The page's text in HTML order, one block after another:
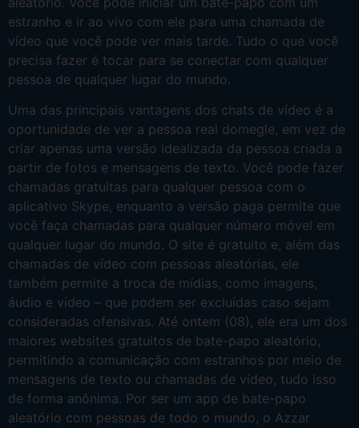
estranho e ir ao vivo com ele para uma chamada de
vídeo que você pode ver mais tarde. Tudo o que você
precisa fazer é tocar para se conectar com qualquer
pessoa de qualquer lugar do mundo.
Uma das principais vantagens dos chats de vídeo é a
oportunidade de ver a pessoa real domegle, em vez de
criar apenas uma versão idealizada da pessoa criada a
partir de fotos e mensagens de texto. Você pode fazer
chamadas gratuitas para qualquer pessoa com o
aplicativo Skype, enquanto a versão paga permite que
você faça chamadas para qualquer número móvel em
qualquer lugar do mundo. O site é gratuito e, além das
chamadas de vídeo com pessoas aleatórias, ele
também permite a troca de mídias, como imagens,
áudio e vídeo – que podem ser excluídas caso sejam
consideradas ofensivas. Até ontem (08), ele era um dos
maiores websites gratuitos de bate-papo aleatório,
permitindo a comunicação com estranhos por meio de
mensagens de texto ou chamadas de vídeo, tudo isso
de forma anônima. Por ser um app de bate-papo
aleatório com pessoas de todo o mundo, o Azzar